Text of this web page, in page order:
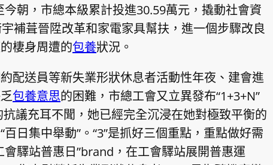
朝，市總本級累計投進30.59萬元，撬動社會資
補葺晉陞改革和家電家具幫扶，進一個步驟改良
棲身周遭的包養狀況。
配送員等新失業形狀休息者活動性年夜、建會進
包養意思的困難，市總工會又立異發布“1+3+N”
議充耳不聞，她已經完全沉浸在她對極致平衡的
百日集中舉動”。“3”是抓好三個重點，重點做好需
驛站普惠日”brand，在工會驛站展開普惠運